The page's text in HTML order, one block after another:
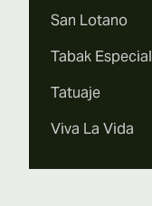
San Lotano
Tabak Especial
Tatuaje
Viva La Vida